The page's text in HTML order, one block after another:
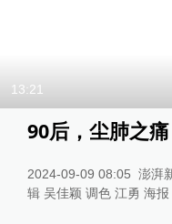
13:21
90后，尘肺之痛
2024-09-09 08:05 澎湃
辑 吴佳颖 调色 江勇 海报